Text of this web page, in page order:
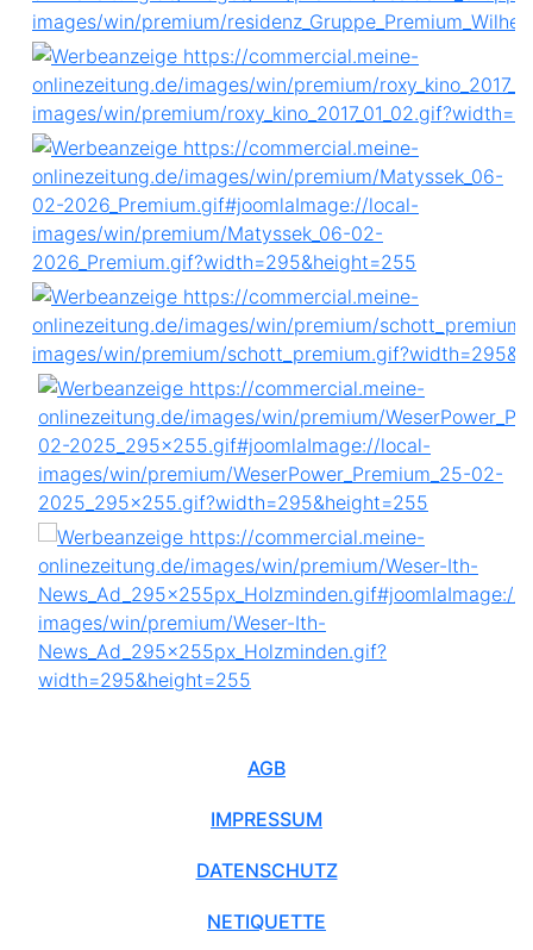
AGB
IMPRESSUM
DATENSCHUTZ
NETIQUETTE